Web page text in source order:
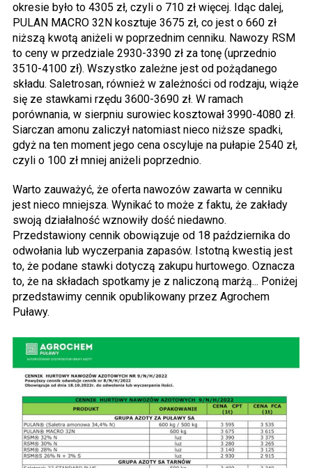
okresie było to 4305 zł, czyli o 710 zł więcej. Idąc dalej,
PULAN MACRO 32N kosztuje 3675 zł, co jest o 660 zł
niższą kwotą aniżeli w poprzednim cenniku. Nawozy RSM
to ceny w przedziale 2930-3390 zł za tonę (uprzednio
3510-4100 zł). Wszystko zależne jest od pożądanego
składu. Saletrosan, również w zależności od rodzaju, wiąże
się ze stawkami rzędu 3600-3690 zł. W ramach
porównania, w sierpniu surowiec kosztował 3990-4080 zł.
Siarczan amonu zaliczył natomiast nieco niższe spadki,
gdyż na ten moment jego cena oscyluje na pułapie 2540 zł,
czyli o 100 zł mniej aniżeli poprzednio.
Warto zauważyć, że oferta nawozów zawarta w cenniku
jest nieco mniejsza. Wynikać to może z faktu, że zakłady
swoją działalność wznowiły dość niedawno.
Przedstawiony cennik obowiązuje od 18 października do
odwołania lub wyczerpania zapasów. Istotną kwestią jest
to, że podane stawki dotyczą zakupu hurtowego. Oznacza
to, że na składach spotkamy je z naliczoną marżą... Poniżej
przedstawimy cennik opublikowany przez Agrochem
Puławy.